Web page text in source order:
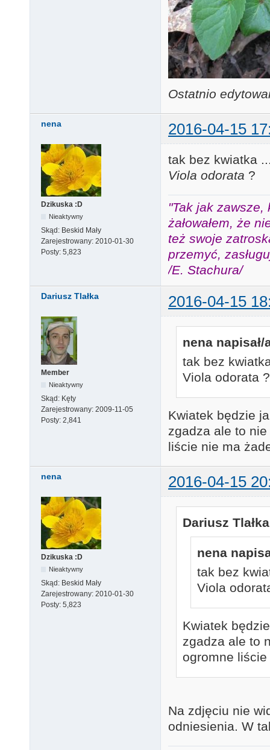
Ostatnio
nena 2016-04-15
Dzikuska :D
Nieaktywny
Skąd: Beskid Mały
Zarejestrowany: 2010-01-30
Posty: 5,823
tak bez kwiatka
Viola odorata ?
"Tak jak zawsze,
żałowałem, że
też swoje
przemyć,
/E. Stachura/
Dariusz Tlałka 2016-04-15
Member
Nieaktywny
Skąd: Kęty
Zarejestrowany: 2009-11-05
Posty: 2,841
nena napisał/
tak bez
Viola odorata ?
Kwiatek będzie
zgadza ale to
liście nie ma
nena 2016-04-15
Dzikuska :D
Nieaktywny
Skąd: Beskid Mały
Zarejestrowany: 2010-01-30
Posty: 5,823
Dariusz
nena
tak bez
Viola
Kwiatek
zgadza ale to
ogromne
Na zdjęciu nie
odniesienia. W